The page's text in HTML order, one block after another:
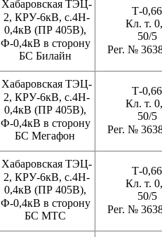
Т-0,66
Кл. т.
50/5
Рег. №
Т-0,66
Кл. т.
50/5
Рег. №
Т-0,66
Кл. т.
50/5
Рег. №
Хабаровская ТЭЦ-
2, КРУ-6кВ, с.4Н-
0,4кВ (ПР 405В),
Ф-0,4кВ в сторону
БС Билайн
Хабаровская ТЭЦ-
2, КРУ-6кВ, с.4Н-
0,4кВ (ПР 405В),
Ф-0,4кВ в сторону
БС Мегафон
Хабаровская ТЭЦ-
2, КРУ-6кВ, с.4Н-
0,4кВ (ПР 405В),
Ф-0,4кВ в сторону
БС МТС